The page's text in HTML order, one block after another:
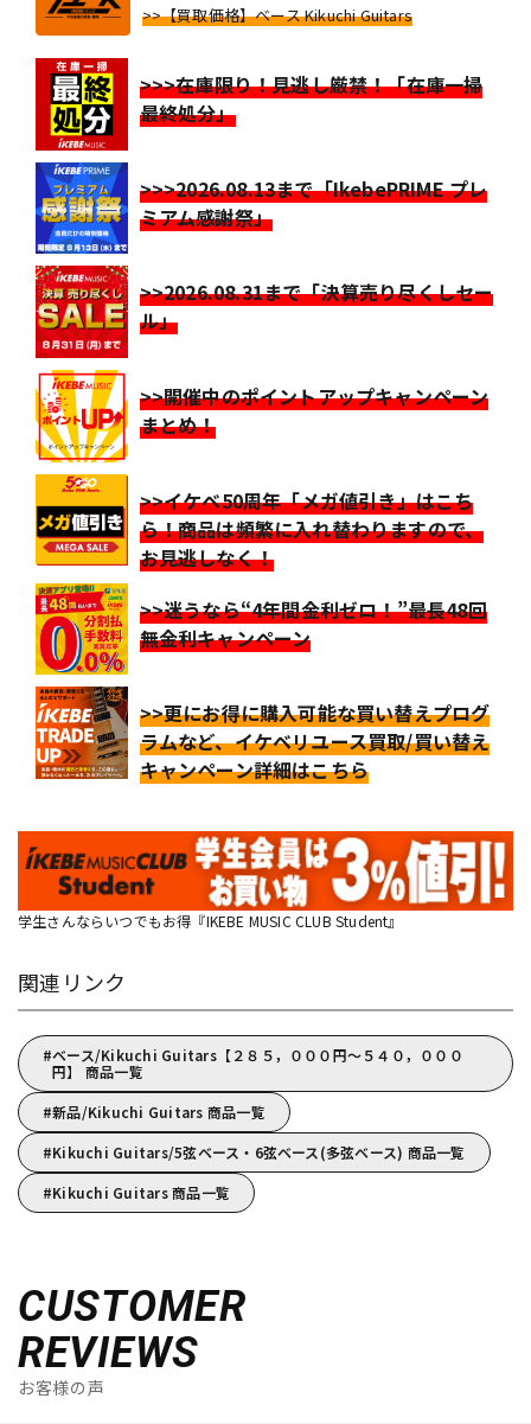
>>【買取価格】ベース Kikuchi Guitars
>>>在庫限り！見逃し厳禁！「在庫一掃
最終処分」
>>>2026.08.13まで「IkebePRIME プレ
ミアム感謝祭」
>>2026.08.31まで「決算売り尽くしセー
ル」
>>開催中のポイントアップキャンペーン
まとめ！
>>イケベ50周年「メガ値引き」はこち
ら！商品は頻繁に入れ替わりますので、
お見逃しなく！
>>迷うなら“4年間金利ゼロ！”最長48回
無金利キャンペーン
>>更にお得に購入可能な買い替えプログ
ラムなど、イケベリユース買取/買い替え
キャンペーン詳細はこちら
学生さんならいつでもお得『IKEBE MUSIC CLUB Student』
関連リンク
ベース/Kikuchi Guitars【２８５，０００円～５４０，０００
円】 商品一覧
新品/Kikuchi Guitars 商品一覧
Kikuchi Guitars/5弦ベース・6弦ベース(多弦ベース) 商品一覧
Kikuchi Guitars 商品一覧
CUSTOMER
REVIEWS
お客様の声